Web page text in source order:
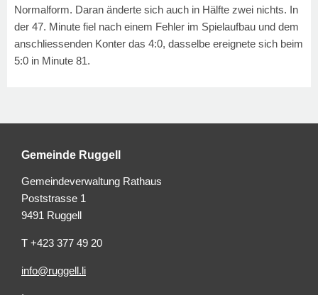
Normalform. Daran änderte sich auch in Hälfte zwei nichts. In
der 47. Minute fiel nach einem Fehler im Spielaufbau und dem
anschliessenden Konter das 4:0, dasselbe ereignete sich beim
5:0 in Minute 81.
Gemeinde Ruggell
Gemeindeverwaltung Rathaus
Poststrasse 1
9491 Ruggell
T +423 377 49 20
info@ruggell.li